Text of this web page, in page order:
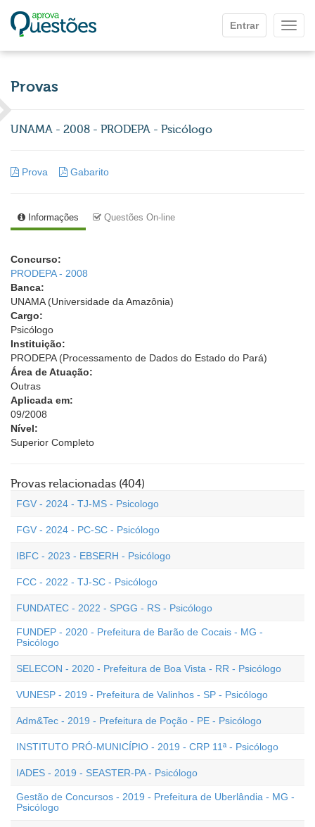
Entrar
Provas
UNAMA - 2008 - PRODEPA - Psicólogo
Prova Gabarito
Informações Questões On-line
Concurso:
PRODEPA - 2008
Banca:
UNAMA (Universidade da Amazônia)
Cargo:
Psicólogo
Instituição:
PRODEPA (Processamento de Dados do Estado do Pará)
Área de Atuação:
Outras
Aplicada em:
09/2008
Nível:
Superior Completo
Provas relacionadas (404)
FGV - 2024 - TJ-MS - Psicologo
FGV - 2024 - PC-SC - Psicólogo
IBFC - 2023 - EBSERH - Psicólogo
FCC - 2022 - TJ-SC - Psicólogo
FUNDATEC - 2022 - SPGG - RS - Psicólogo
FUNDEP - 2020 - Prefeitura de Barão de Cocais - MG -
Psicólogo
SELECON - 2020 - Prefeitura de Boa Vista - RR - Psicólogo
VUNESP - 2019 - Prefeitura de Valinhos - SP - Psicólogo
Adm&Tec - 2019 - Prefeitura de Poção - PE - Psicólogo
INSTITUTO PRÓ-MUNICÍPIO - 2019 - CRP 11ª - Psicólogo
IADES - 2019 - SEASTER-PA - Psicólogo
Gestão de Concursos - 2019 - Prefeitura de Uberlândia - MG -
Psicólogo